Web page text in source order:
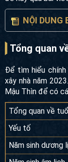
NỘI DUNG
Tổng quan
Để tìm hiểu
xây nhà năm
Mậu Thìn để có
Tổng quan về
Yếu tố
Năm sinh dương